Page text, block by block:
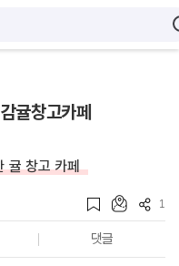
귤창고카페
귤 창고 카페
1
댓글